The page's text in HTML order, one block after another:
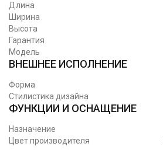
Длина
Ширина
Высота
Гарантия
Модель
ВНЕШНЕЕ ИСПОЛНЕНИЕ
Форма
Стилистика дизайна
ФУНКЦИИ И ОСНАЩЕНИЕ
Назначение
Цвет производителя